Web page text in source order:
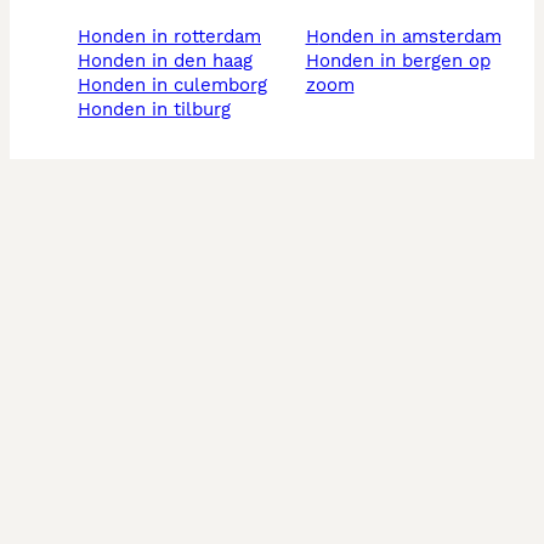
honden in rotterdam
honden in den haag
honden in culemborg
honden in tilburg
honden in amsterdam
honden in bergen op
zoom